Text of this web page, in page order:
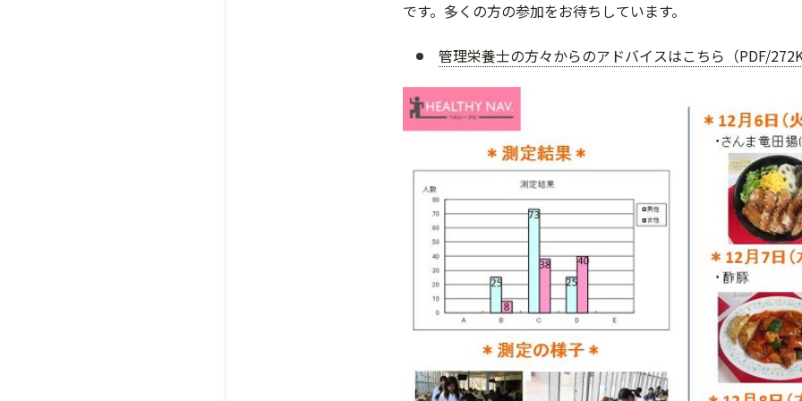
です。多くの方の参加をお待ちしています。
管理栄養士の方々からのアドバイスはこちら（PDF/